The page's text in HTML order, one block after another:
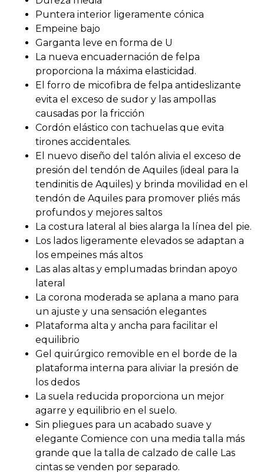
Puntera interior ligeramente cónica
Empeine bajo
Garganta leve en forma de U
La nueva encuadernación de felpa
proporciona la máxima elasticidad.
El forro de micofibra de felpa antideslizante
evita el exceso de sudor y las ampollas
causadas por la fricción
Cordón elástico con tachuelas que evita
tirones accidentales.
El nuevo diseño del talón alivia el exceso de
presión del tendón de Aquiles (ideal para la
tendinitis de Aquiles) y brinda movilidad en el
tendón de Aquiles para promover pliés más
profundos y mejores saltos
La costura lateral al bies alarga la línea del pie.
Los lados ligeramente elevados se adaptan a
los empeines más altos
Las alas altas y emplumadas brindan apoyo
lateral
La corona moderada se aplana a mano para
un ajuste y una sensación elegantes
Plataforma alta y ancha para facilitar el
equilibrio
Gel quirúrgico removible en el borde de la
plataforma interna para aliviar la presión de
los dedos
La suela reducida proporciona un mejor
agarre y equilibrio en el suelo.
Sin pliegues para un acabado suave y
elegante Comience con una media talla más
grande que la talla de calzado de calle Las
cintas se venden por separado.